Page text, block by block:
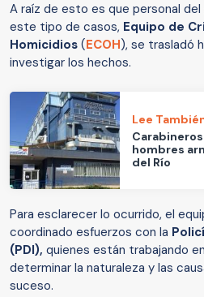
A raíz de esto es que personal
este tipo de casos, Equipo de
Homicidios (ECOH), se trasladó
investigar los hechos.
Lee
hombres
del Río
Para esclarecer lo ocurrido, el
coordinado esfuerzos con la
(PDI), quienes están trabajando
determinar la naturaleza y las
suceso.